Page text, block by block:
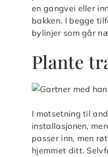
en gangvei eller
bakken. I begge
bylinjer som går
Plante
I motsetning til
installasjonen,
passer inn, men
hjemmet ditt.